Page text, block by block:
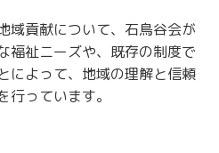
域貢献について、石鳥谷会が
福祉ニーズや、既存の制度で
によって、地域の理解と信頼
っています。